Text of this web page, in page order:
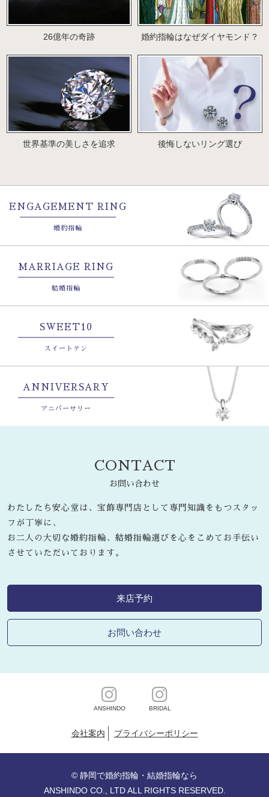
26億年の奇跡 婚約指輪はなぜダイヤモンド？
世界基準の美しさを追求 後悔しないリング選び
ENGAGEMENT RING
婚約指輪
MARRIAGE RING
結婚指輪
SWEET10
スイートテン
ANNIVERSARY
アニバーサリー
CONTACT
お問い合わせ
わたしたち安心堂は、宝飾専門店として専門知識をもつスタッ
フが丁寧に、
お二人の大切な婚約指輪、結婚指輪選びを心をこめてお手伝い
させていただいております。
来店予約
お問い合わせ
ANSHINDO BRIDAL
会社案内 プライバシーポリシー
© 静岡で婚約指輪・結婚指輪なら
ANSHINDO CO., LTD ALL RIGHTS RESERVED.